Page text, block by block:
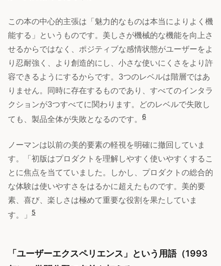
この本の中心的主張は「魅力的なものは本当によりよく機
能する」というものです。美しさが機械的な機能を向上さ
せるからではなく、ポジティブな感情状態がユーザーをよ
り忍耐強く、より創造的にし、小さな使いにくさをより許
容できるようにするからです。3つのレベルは階層ではあ
りません。同時に存在するものであり、すべてのインタラ
クションが3つすべてに関わります。どのレベルで失敗し
ても、製品全体が失敗となるのです。
6
ノーマンは以前の美的要素の軽視を明確に撤回していま
す。「初版はプロダクトを理解しやすく使いやすくするこ
とに焦点を当てていました。しかし、プロダクトの総合的
な体験は使いやすさをはるかに超えたものです。美的要
素、喜び、楽しさは極めて重要な役割を果たしていま
す。」
5
「ユーザーエクスペリエンス」という用語（1993